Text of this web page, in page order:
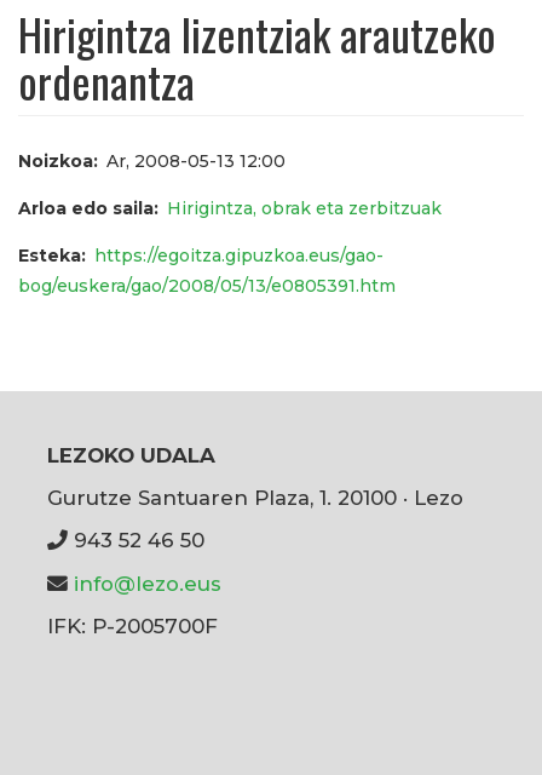
Hirigintza lizentziak arautzeko
ordenantza
Noizkoa Ar, 2008-05-13 12:00
Arloa edo saila Hirigintza, obrak eta zerbitzuak
Esteka
https://egoitza.gipuzkoa.eus/gao-
bog/euskera/gao/2008/05/13/e0805391.htm
LEZOKO UDALA
Gurutze Santuaren Plaza, 1. 20100 · Lezo
943 52 46 50
info@lezo.eus
IFK: P-2005700F